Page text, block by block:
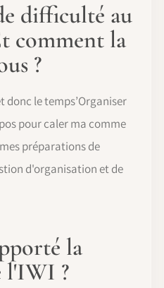
difficulté au
comment la
?
donc le temps’Organiser
pour caler ma comme
préparations de
d'organisation et de
la
l'IWI ?